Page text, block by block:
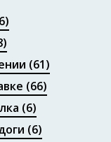
(61)
(66)
(6)
(6)